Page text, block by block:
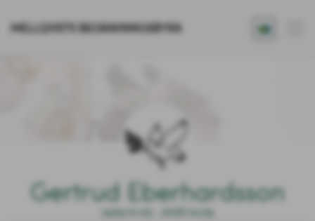
MELLQVISTS BEGRAVNINGSBYRÅ
Gertrud Eberhardsson
1929.01.05 - 2026.04.29